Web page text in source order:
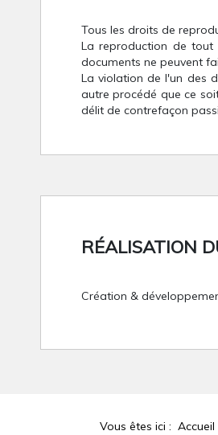
Tous les droits de
La reproduction de tout
documents ne peuvent
La violation de l'un des
autre procédé que ce
délit de contrefaçon
RÉALISATION
Création &
Vous êtes ici : Accueil